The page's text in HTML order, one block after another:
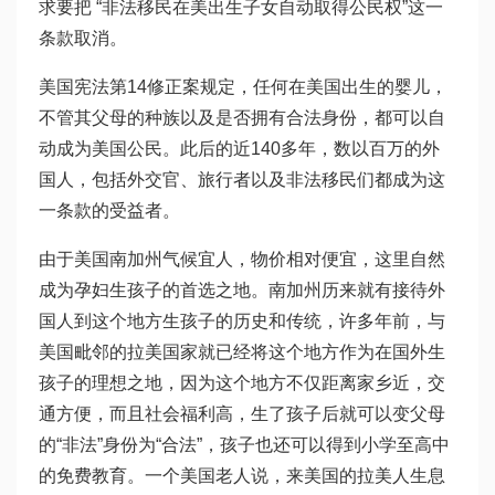
求要把 “非法移民在美出生子女自动取得公民权”这一
条款取消。
美国宪法第14修正案规定，任何在美国出生的婴儿，
不管其父母的种族以及是否拥有合法身份，都可以自
动成为美国公民。此后的近140多年，数以百万的外
国人，包括外交官、旅行者以及非法移民们都成为这
一条款的受益者。
由于美国南加州气候宜人，物价相对便宜，这里自然
成为孕妇生孩子的首选之地。南加州历来就有接待外
国人到这个地方生孩子的历史和传统，许多年前，与
美国毗邻的拉美国家就已经将这个地方作为在国外生
孩子的理想之地，因为这个地方不仅距离家乡近，交
通方便，而且社会福利高，生了孩子后就可以变父母
的“非法”身份为“合法”，孩子也还可以得到小学至高中
的免费教育。一个美国老人说，来美国的拉美人生息